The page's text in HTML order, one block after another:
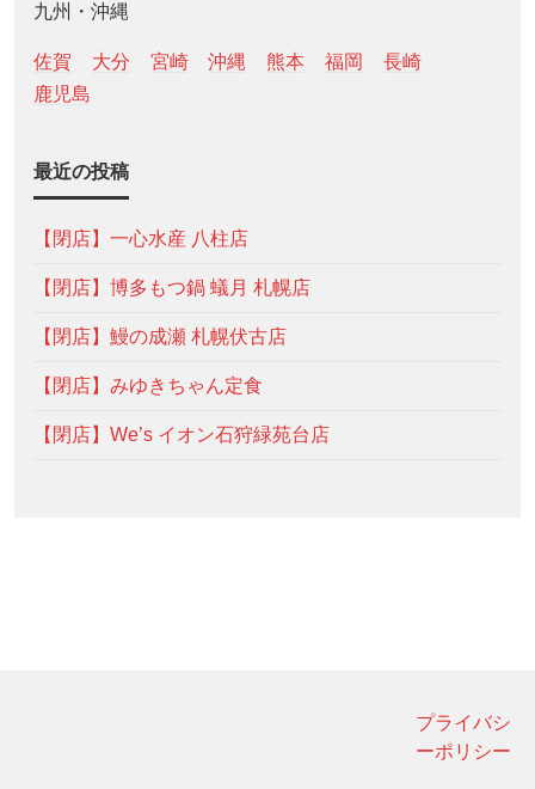
九州・沖縄
佐賀 大分 宮崎 沖縄 熊本 福岡
長崎
鹿児島
最近の投稿
【閉店】一心水産 八柱店
【閉店】博多もつ鍋 蟻月 札幌店
【閉店】鰻の成瀬 札幌伏古店
【閉店】みゆきちゃん定食
【閉店】We’s イオン石狩緑苑台店
プライバシ
ーポリシー